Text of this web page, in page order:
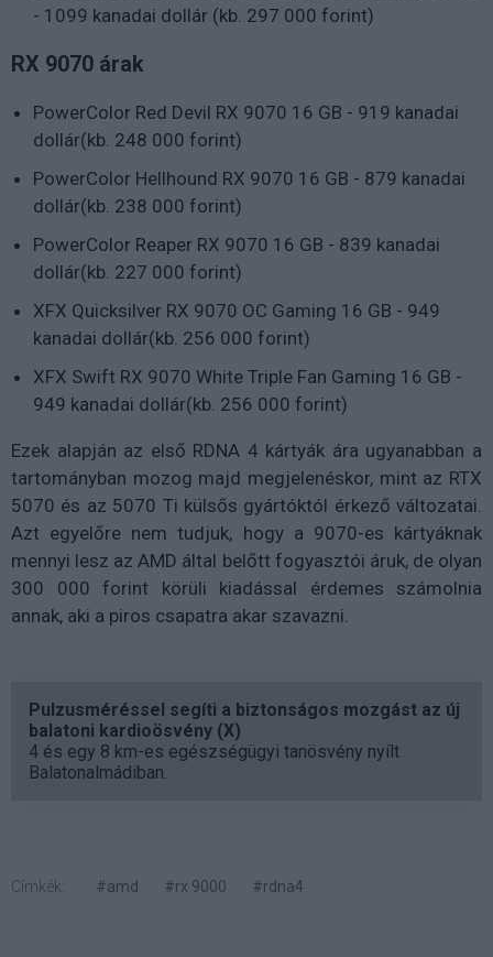
- 1099 kanadai dollár (kb. 297 000 forint)
RX 9070 árak
PowerColor Red Devil RX 9070 16 GB - 919 kanadai
dollár(kb. 248 000 forint)
PowerColor Hellhound RX 9070 16 GB - 879 kanadai
dollár(kb. 238 000 forint)
PowerColor Reaper RX 9070 16 GB - 839 kanadai
dollár(kb. 227 000 forint)
XFX Quicksilver RX 9070 OC Gaming 16 GB - 949
kanadai dollár(kb. 256 000 forint)
XFX Swift RX 9070 White Triple Fan Gaming 16 GB -
949 kanadai dollár(kb. 256 000 forint)
Ezek alapján az első RDNA 4 kártyák ára ugyanabban a
tartományban mozog majd megjelenéskor, mint az RTX
5070 és az 5070 Ti külsős gyártóktól érkező változatai.
Azt egyelőre nem tudjuk, hogy a 9070-es kártyáknak
mennyi lesz az AMD által belőtt fogyasztói áruk, de olyan
300 000 forint körüli kiadással érdemes számolnia
annak, aki a piros csapatra akar szavazni.
Pulzusméréssel segíti a biztonságos mozgást az új
balatoni kardioösvény (X)
4 és egy 8 km-es egészségügyi tanösvény nyílt
Balatonalmádiban.
Címkék: #amd #rx 9000 #rdna4